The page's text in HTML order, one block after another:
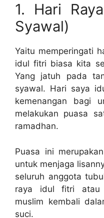
1. Hari
Syawal)
Yaitu memperingati
idul fitri biasa kita
Yang jatuh pada
syawal. Hari saya
kemenangan bagi
melakukan puasa
ramadhan.
Puasa ini
untuk menjaga
seluruh anggota
raya idul fitri atau
muslim kembali
suci.